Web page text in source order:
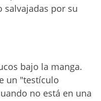
salvajadas por su
bajo la manga.
un "testículo
no está en una